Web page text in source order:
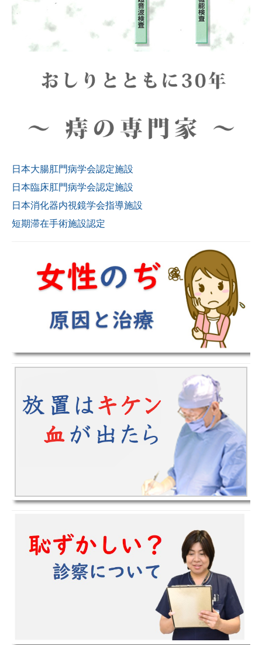
日本大腸肛門病学会認定施設
日本臨床肛門病学会認定施設
日本消化器内視鏡学会指導施設
短期滞在手術施設認定